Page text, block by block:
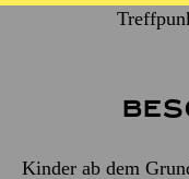
Kinder ab dem